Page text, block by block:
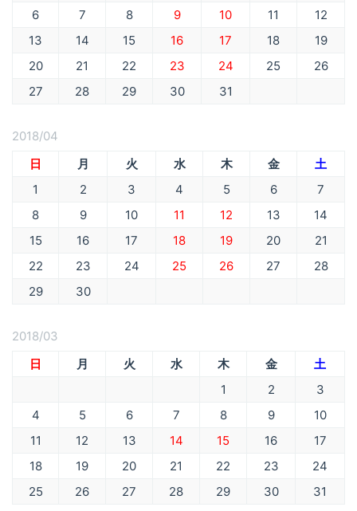
6
7 8 9 10 11
12
13
14 15 16 17 18
19
20
21 22 23 24 25
26
27
28 29 30 31
2018/04
日
月 火 水 木 金
土
1
2 3 4 5 6
7
8
9 10 11 12 13
14
15
16 17 18 19 20
21
22
23 24 25 26 27
28
29
30
2018/03
日
月 火 水 木 金
土
1
2
3
4
5 6 7 8 9
10
11
12 13 14 15 16
17
18
19 20 21 22 23
24
25
26 27 28 29 30 31